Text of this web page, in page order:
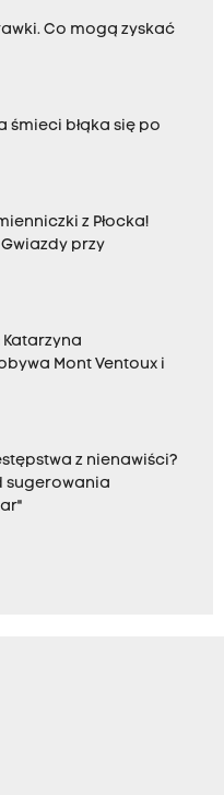
Co mogą zyskać
śmieci błąka się po
z Płocka!
przy
Katarzyna
Mont Ventoux i
z nienawiści?
sugerowania